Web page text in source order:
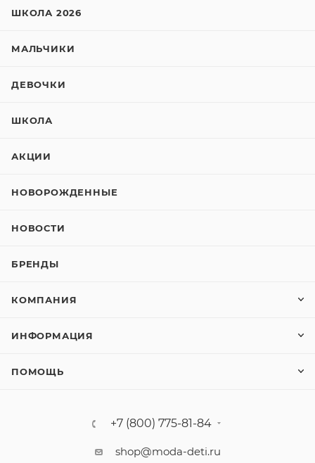
ШКОЛА 2026
МАЛЬЧИКИ
ДЕВОЧКИ
ШКОЛА
АКЦИИ
НОВОРОЖДЕННЫЕ
НОВОСТИ
БРЕНДЫ
КОМПАНИЯ
ИНФОРМАЦИЯ
ПОМОЩЬ
+7 (800) 775-81-84
shop@moda-deti.ru